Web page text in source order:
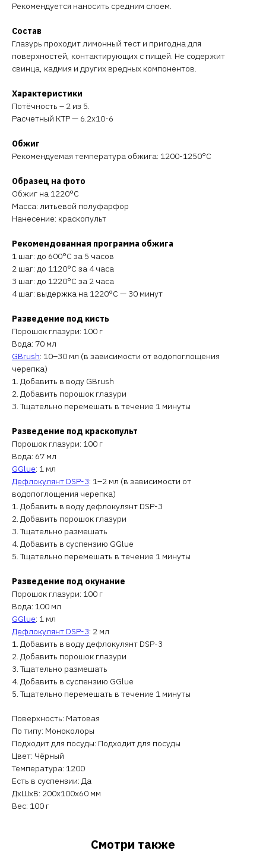
Рекомендуется наносить средним слоем.
Состав
Глазурь проходит лимонный тест и пригодна для
поверхностей, контактирующих с пищей. Не содержит
свинца, кадмия и других вредных компонентов.
Характеристики
Потёчность – 2 из 5.
Расчетный КТР — 6.2х10-6
Обжиг
Рекомендуемая температура обжига: 1200-1250°C
Образец на фото
Обжиг на 1220°C
Масса: литьевой полуфарфор
Нанесение: краскопульт
Рекомендованная программа обжига
1 шаг: до 600°C за 5 часов
2 шаг: до 1120°C за 4 часа
3 шаг: до 1220°C за 2 часа
4 шаг: выдержка на 1220°C — 30 минут
Разведение под кисть
Порошок глазури: 100 г
Вода: 70 мл
GBrush: 10–30 мл (в зависимости от водопоглощения
черепка)
1. Добавить в воду GBrush
2. Добавить порошок глазури
3. Тщательно перемешать в течение 1 минуты
Разведение под краскопульт
Порошок глазури: 100 г
Вода: 67 мл
GGlue: 1 мл
Дефлокулянт DSP-3: 1–2 мл (в зависимости от
водопоглощения черепка)
1. Добавить в воду дефлокулянт DSP-3
2. Добавить порошок глазури
3. Тщательно размешать
4. Добавить в суспензию GGlue
5. Тщательно перемешать в течение 1 минуты
Разведение под окунание
Порошок глазури: 100 г
Вода: 100 мл
GGlue: 1 мл
Дефлокулянт DSP-3: 2 мл
1. Добавить в воду дефлокулянт DSP-3
2. Добавить порошок глазури
3. Тщательно размешать
4. Добавить в суспензию GGlue
5. Тщательно перемешать в течение 1 минуты
Поверхность: Матовая
По типу: Моноколоры
Подходит для посуды: Подходит для посуды
Цвет: Чёрный
Температура: 1200
Есть в суспензии: Да
ДxШxВ: 200x100x60 мм
Вес: 100 г
Смотри также